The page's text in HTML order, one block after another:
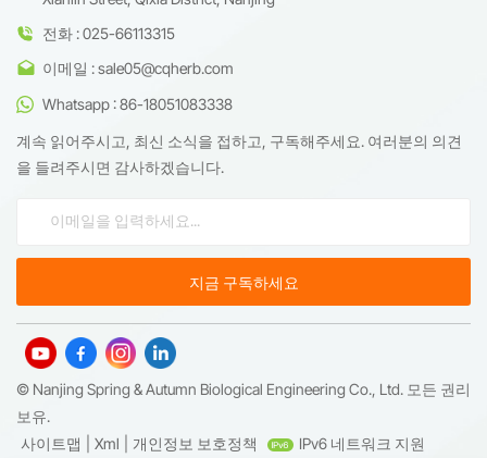
전화 : 025-66113315
이메일 : sale05@cqherb.com
Whatsapp : 86-18051083338
계속 읽어주시고, 최신 소식을 접하고, 구독해주세요. 여러분의 의견
을 들려주시면 감사하겠습니다.
© Nanjing Spring & Autumn Biological Engineering Co., Ltd. 모든 권리
보유.
사이트맵
Xml 개인정보 보호정책 IPv6 네트워크 지원